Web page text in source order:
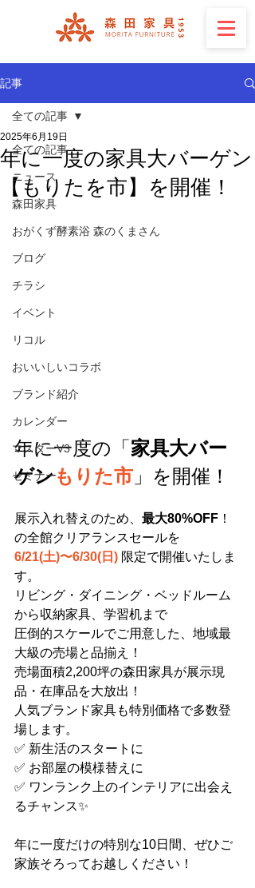
記事
全ての記事
ニュース
森田家具
おがくず酵素浴 森のくまさん
ブログ
チラシ
イベント
リコル
おいいしいコラボ
ブランド紹介
カレンダー
マスターV3
セミナー
全ての記事
年に一度の家具大バーゲン
【もりたを市】を開催！
2025年6月19日
年に一度の「 家具大バー
ゲンもりた市 」 を開催！
展示入れ替えのため、 最大80%OFF ！
の全館クリアランスセールを
6/21(土)〜6/30(日) 限定で開催いたしま
す。
リビング・ダイニング・ベッドルーム
から収納家具、学習机まで
圧倒的スケールでご用意した、地域最
大級の売場と品揃え！
売場面積2,200坪の森田家具が展示現
品・在庫品を大放出！
人気ブランド家具も特別価格で多数登
場します。
✅ 新生活のスタートに
✅ お部屋の模様替えに
✅ ワンランク上のインテリアに出会え
るチャンス✨
年に一度だけの特別な10日間、ぜひご
家族そろってお越しください！